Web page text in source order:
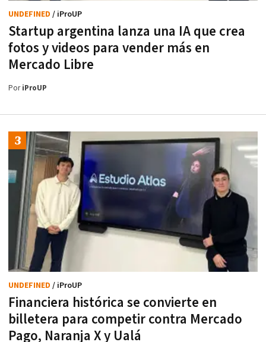
Startup argentina lanza una IA que crea
fotos y videos para vender más en
Mercado Libre
UNDEFINED / iProUP
PoriProUP
Financiera histórica se convierte en
billetera para competir contra Mercado
Pago, Naranja X y Ualá
UNDEFINED / iProUP